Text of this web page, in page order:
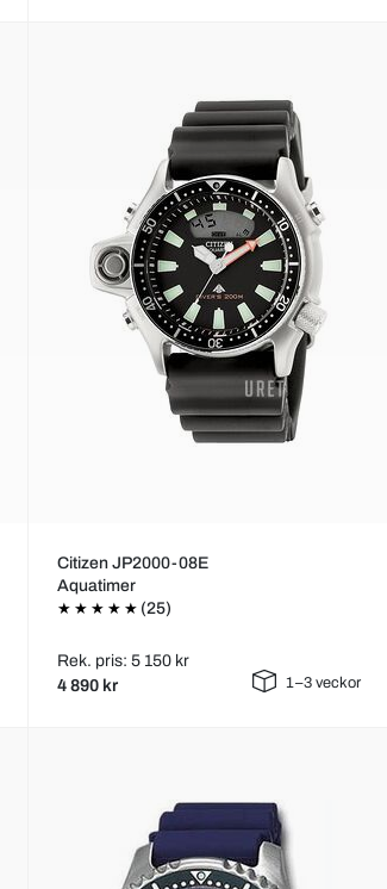
Citizen JP2000-08E
Aquatimer
(25)
Rek. pris: 5 150 kr
4 890 kr 1–3 veckor